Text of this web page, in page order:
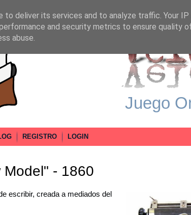
Juego
REGISTRO LOGIN
- 1860
escribir, creada a mediados del
to deliver its services and to analyze traffic. Your
and security metrics to ensure quality
abuse.